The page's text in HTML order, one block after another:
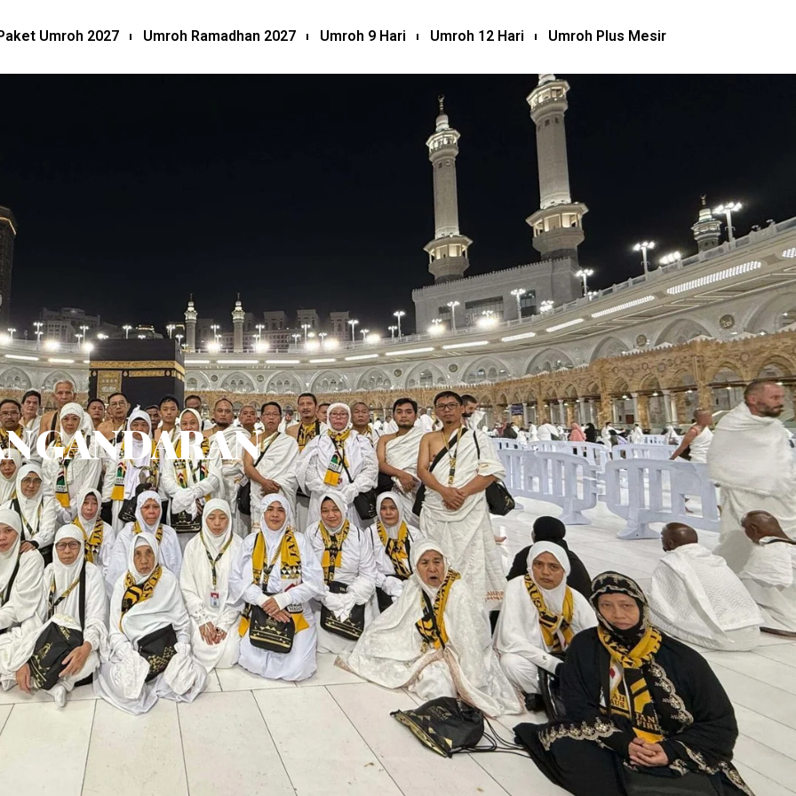
Umroh 2027 Umroh Ramadhan 2027 Umroh 9 Hari Umroh 12 Hari Umroh Plus Mesir